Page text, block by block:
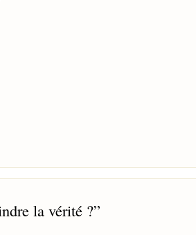
la vérité ?”